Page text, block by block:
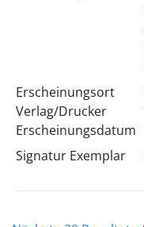
Erscheinungsort
Verlag/Drucker
Erscheinungsdatum
Signatur Exemplar